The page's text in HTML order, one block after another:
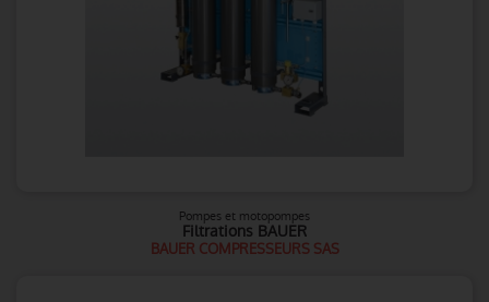
Pompes et motopompes
Filtrations BAUER
BAUER COMPRESSEURS SAS